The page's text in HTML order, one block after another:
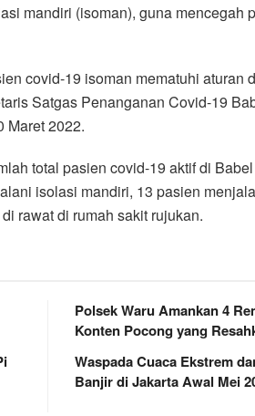
mandiri (isoman), guna mencegah
covid-19 isoman mematuhi aturan
Satgas Penanganan Covid-19
Maret 2022.
total pasien covid-19 aktif di
isolasi mandiri, 13 pasien
rawat di rumah sakit rujukan.
Polsek Waru Amankan 4
Konten Pocong yang
Waspada Cuaca Ekstrem
Banjir di Jakarta Awal Mei